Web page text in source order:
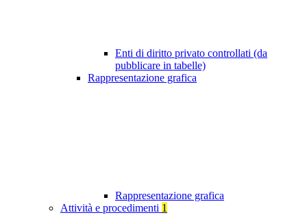
Enti di diritto privato controllati (da
pubblicare in tabelle)
Rappresentazione grafica
Rappresentazione grafica
Attività e procedimenti 1